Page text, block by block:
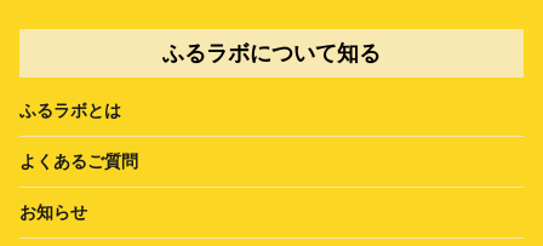
ふるラボについて知る
ふるラボとは
よくあるご質問
お知らせ